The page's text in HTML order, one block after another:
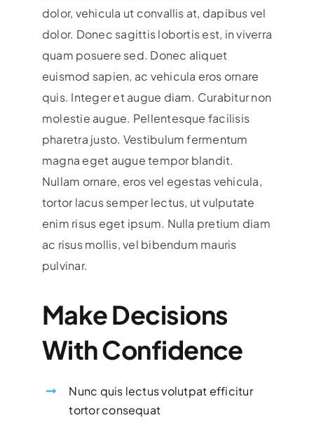
dolor, vehicula ut convallis at, dapibus vel
dolor. Donec sagittis lobortis est, in viverra
quam posuere sed. Donec aliquet
euismod sapien, ac vehicula eros ornare
quis. Integer et augue diam. Curabitur non
molestie augue. Pellentesque facilisis
pharetra justo. Vestibulum fermentum
magna eget augue tempor blandit.
Nullam ornare, eros vel egestas vehicula,
tortor lacus semper lectus, ut vulputate
enim risus eget ipsum. Nulla pretium diam
ac risus mollis, vel bibendum mauris
pulvinar.
Make Decisions
With Confidence
Nunc quis lectus volutpat efficitur
tortor consequat